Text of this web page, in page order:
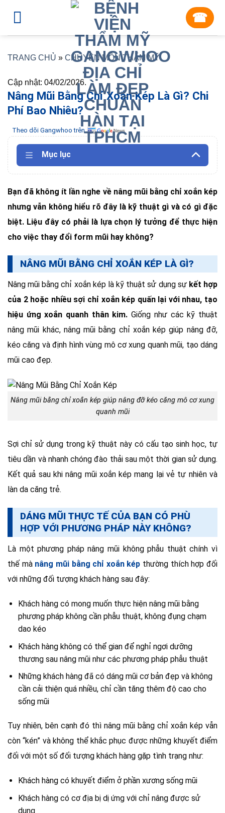
☎︎
TRANG CHỦ » CHUYÊN MÔN THẨM MỸ
Cập nhật: 04/02/2026.
Nâng Mũi Bằng Chỉ Xoắn Kép Là Gì? Chi
Phí Bao Nhiêu?
Theo dõi Gangwhoo trên
Mục lục
Bạn đã không ít lần nghe về nâng mũi bằng chỉ xoắn kép
nhưng vẫn không hiểu rõ đây là kỹ thuật gì và có gì đặc
biệt. Liệu đây có phải là lựa chọn lý tưởng để thực hiện
cho việc thay đổi form mũi hay không?
NÂNG MŨI BẰNG CHỈ XOẮN KÉP LÀ GÌ?
Nâng mũi bằng chỉ xoắn kép là kỹ thuật sử dụng sự kết hợp
của 2 hoặc nhiều sợi chỉ xoắn kép quấn lại với nhau, tạo
hiệu ứng xoắn quanh thân kim. Giống như các kỹ thuật
nâng mũi khác, nâng mũi bằng chỉ xoắn kép giúp nâng đỡ,
kéo căng và định hình vùng mô cơ xung quanh mũi, tạo dáng
mũi cao đẹp.
Nâng mũi bằng chỉ xoắn kép giúp nâng đỡ kéo căng mô cơ xung
quanh mũi
Sợi chỉ sử dụng trong kỹ thuật này có cấu tạo sinh học, tự
tiêu dần và nhanh chóng đào thải sau một thời gian sử dụng.
Kết quả sau khi nâng mũi xoắn kép mang lại vẻ tự nhiên và
làn da căng trẻ.
DÁNG MŨI THỰC TẾ CỦA BẠN CÓ PHÙ
HỢP VỚI PHƯƠNG PHÁP NÀY KHÔNG?
Là một phương pháp nâng mũi không phẫu thuật chính vì
thế mà nâng mũi bằng chỉ xoắn kép thường thích hợp đối
với những đối tượng khách hàng sau đây:
Khách hàng có mong muốn thực hiện nâng mũi bằng
phương pháp không cần phẫu thuật, không đụng chạm
dao kéo
Khách hàng không có thể gian để nghỉ ngơi dưỡng
thương sau nâng mũi như các phương pháp phẫu thuật
Những khách hàng đã có dáng mũi cơ bản đẹp và không
cần cải thiện quá nhiều, chỉ cần tăng thêm độ cao cho
sống mũi
Tuy nhiên, bên cạnh đó thì nâng mũi bằng chỉ xoắn kép vẫn
còn “kén” và không thể khắc phục được những khuyết điểm
đối với một số đối tượng khách hàng gặp tình trạng như:
Khách hàng có khuyết điểm ở phần xương sống mũi
Khách hàng có cơ địa bị dị ứng với chỉ nâng được sử
dụng